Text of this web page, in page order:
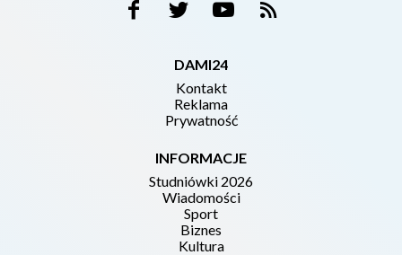
DAMI24
Kontakt
Reklama
Prywatność
INFORMACJE
Studniówki 2026
Wiadomości
Sport
Biznes
Kultura